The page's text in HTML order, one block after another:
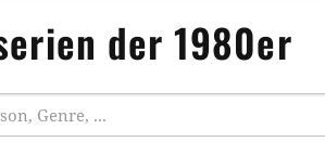
der 1980er